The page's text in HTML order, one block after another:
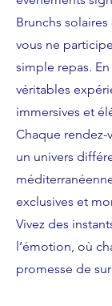
Brunchs
vous ne
simple repas.
véritables
immersives et
Chaque rendez-
un univers
exclusives et
Vivez des
l’émotion, où
promesse de